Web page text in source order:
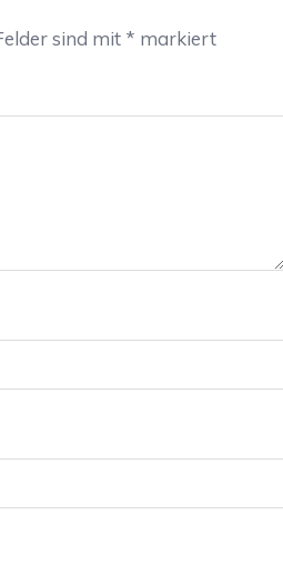
sind mit * markiert